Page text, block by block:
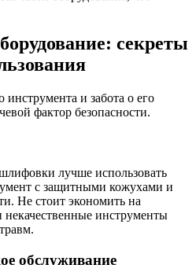
секреты
и забота о его
фактор безопасности.
лучше использовать
с защитными кожухами и
Не стоит экономить на
инструменты
обслуживание